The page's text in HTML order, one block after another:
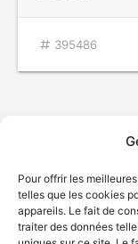
Pour offrir les
telles que les cookies
appareils. Le fait de
traiter des données
395486